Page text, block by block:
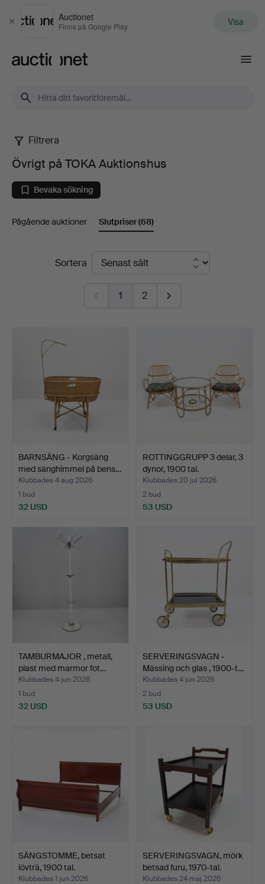
Stäng
Auctionet
Finns på Google Play Visa
Övrigt
på
TOKA
Auktionshus
Filtrera
Övrigt på TOKA Auktionshus
Bevaka sökning
Pågående auktioner Slutpriser(68)
SlutpriserSortera
1 2
BARNSÄNG - Korgsäng
med sänghimmel på bens…
Klubbades 4 aug 2026
1 bud
32 USD
ROTTINGGRUPP 3 delar, 3
dynor, 1900 tal.
Klubbades 20 jul 2026
2 bud
53 USD
TAMBURMAJOR , metall,
plast med marmor fot…
Klubbades 4 jun 2026
1 bud
32 USD
SERVERINGSVAGN -
Mässing och glas , 1900-t…
Klubbades 4 jun 2026
2 bud
53 USD
SÄNGSTOMME, betsat
lövträ, 1900 tal.
Klubbades 1 jun 2026
SERVERINGSVAGN, mörk
betsad furu, 1970-tal.
Klubbades 24 maj 2026